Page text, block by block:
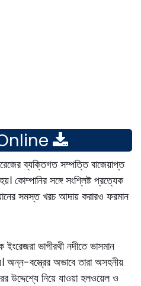
ব্যক্তিগত সম্পত্তি বাজেয়াপ্ত
কোম্পানির সঙ্গে সংশ্লিষ্ট প্রত্যেক
সমস্ত খরচ আদায় করারও ফরমান
ভাগীরথী নদীতে ভাসমান
অন্ন-বস্ত্রের অভাবে তারা অসহনীয়
উদ্দেশ্যে নিয়ে যাওয়া হলওয়েল ও